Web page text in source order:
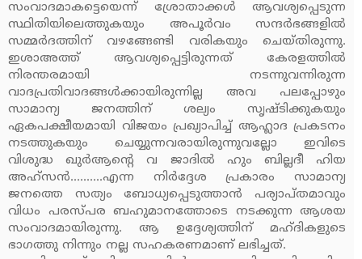
സംവാദമാകട്ടെയെന്ന് ശ്രോതാക്കള്‍ ആവശ്യപ്പെടുന്ന
സ്ഥിതിയിലെത്തുകയും അപൂര്‍വം സന്ദര്‍ഭങ്ങളില്‍
സമ്മര്‍ദത്തിന് വഴങ്ങേണ്ടി വരികയും ചെയ്തിരുന്നു.
ഇശാഅത്ത് ആവശ്യപ്പെട്ടിരുന്നത് കേരളത്തില്‍
നിരന്തരമായി നടന്നുവന്നിരുന്ന
വാദപ്രതിവാദങ്ങള്‍ക്കായിരുന്നില്ല അവ പലപ്പോഴും
സാമാന്യ ജനത്തിന് ശല്യം സൃഷ്ടിക്കുകയും
ഏകപക്ഷീയമായി വിജയം പ്രഖ്യാപിച്ച് ആഹ്ലാദ പ്രകടനം
നടത്തുകയും ചെയ്യുന്നവരായിരുന്നുവല്ലോ ഇവിടെ
വിശുദ്ധ ഖുര്‍ആന്റെ വ ജാദില്‍ ഹും ബില്ലദീ ഹിയ
അഹ്‌സന്‍..........എന്ന നിര്‍ദ്ദേശ പ്രകാരം സാമാന്യ
ജനത്തെ സത്യം ബോധ്യപ്പെടുത്താന്‍ പര്യാപ്തമാവും
വിധം പരസ്പര ബഹുമാനത്തോടെ നടക്കുന്ന ആശയ
സംവാദമായിരുന്നു. ആ ഉദ്ദേശ്യത്തിന് മഹ്ദികളുടെ
ഭാഗത്തു നിന്നും നല്ല സഹകരണമാണ് ലഭിച്ചത്.